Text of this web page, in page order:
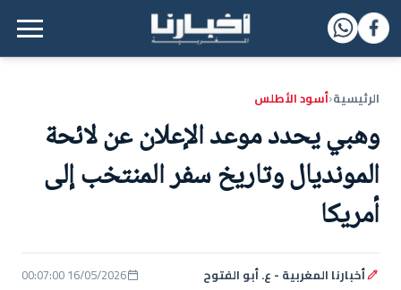
القائمة الرئيسية
الرئيسية‹أسود الأطلس
وهبي يحدد موعد الإعلان عن لائحة
المونديال وتاريخ سفر المنتخب إلى
أمريكا
أخبارنا المغربية - ع. أبو الفتوح 16/05/2026 00:07:00